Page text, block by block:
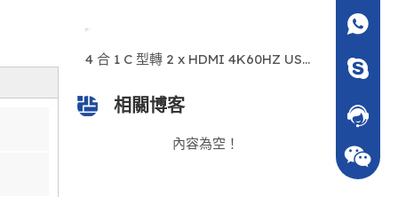
4 合 1 C 型轉 2 x HDMI 4K60HZ USB3.0 PD 100W USB C HUB HDMI 適配器分配器適用於筆記本電腦/Macbook
相關博客
內容為空！
+86
七_迷你
在線客服